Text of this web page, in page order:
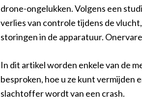
drone-ongelukken. Volgens een
verlies van controle tijdens de
storingen in de apparatuur.
In dit artikel worden enkele van de
besproken, hoe u ze kunt vermijden
slachtoffer wordt van een crash.